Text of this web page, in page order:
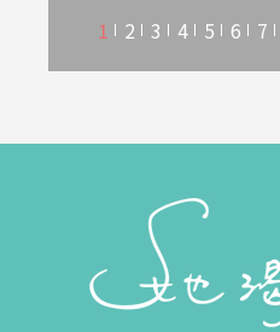
1 2 3 4 5 6 7